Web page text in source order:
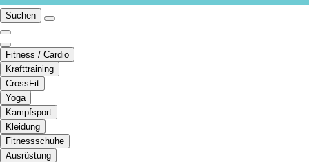
Suchen
Fitness / Cardio
Krafttraining
CrossFit
Yoga
Kampfsport
Kleidung
Fitnessschuhe
Ausrüstung